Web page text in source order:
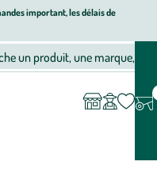
important, les délais de
alimentation bio
un produit, une marque, un
compte